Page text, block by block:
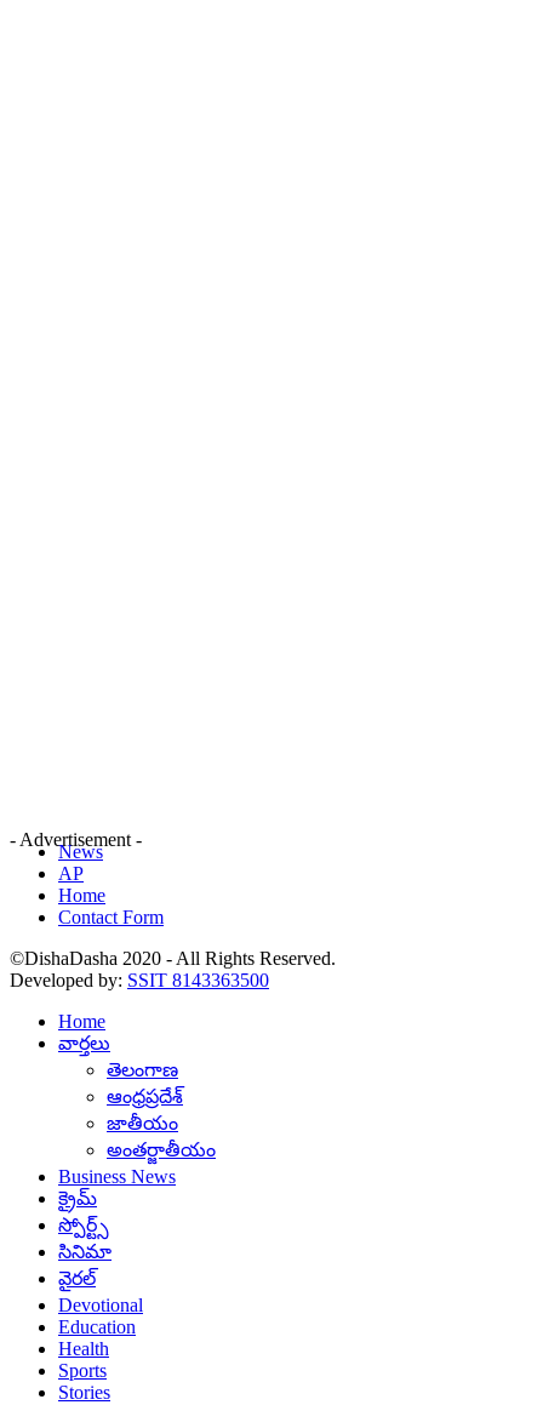
- Advertisement -
News
AP
Home
Contact Form
©DishaDasha 2020 - All Rights Reserved.
Developed by: SSIT 8143363500
Home
వార్తలు
తెలంగాణ
ఆంధ్రప్రదేశ్
జాతీయం
అంతర్జాతీయం
Business News
క్రైమ్
స్పోర్ట్స్
సినిమా
వైరల్
Devotional
Education
Health
Sports
Stories